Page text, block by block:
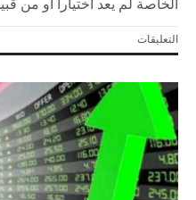
الخاصة لم يعد اختيارا أو من
التعليقاتعلى
بين
المرض
وسندان
الخاص
..
نيران
الفواتير